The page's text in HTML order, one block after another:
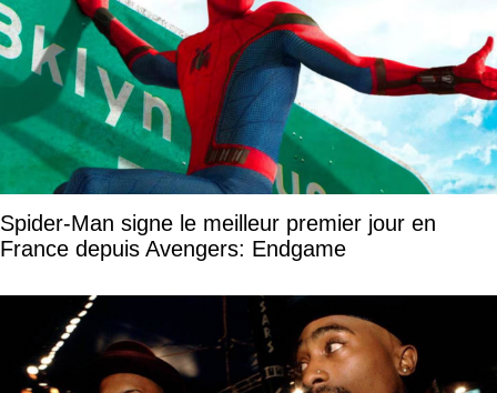
Spider-Man signe le meilleur premier jour en
France depuis Avengers: Endgame